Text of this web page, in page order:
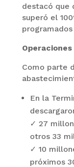
destacó que
superó el
Como parte
En la
✓ 27
otros 33
✓ 10
próximos